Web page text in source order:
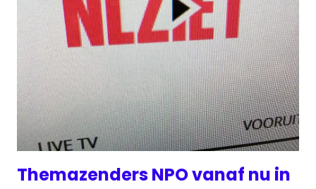
Themazenders NPO vanaf nu in